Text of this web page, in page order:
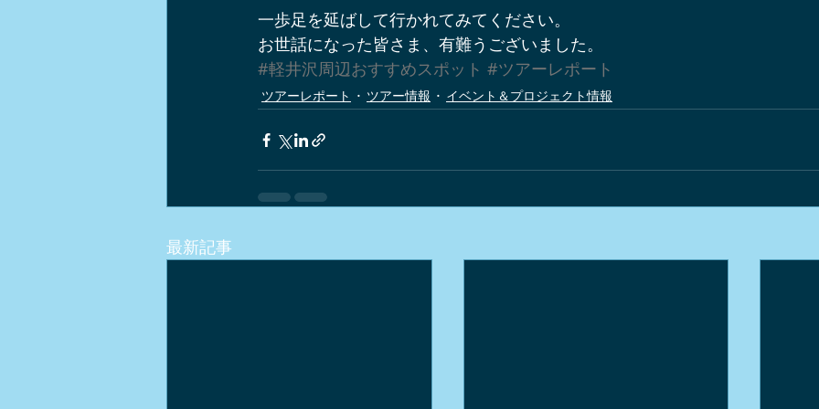
一歩足を延ばして行かれてみてください。
お世話になった皆さま、有難うございました。
#軽井沢周辺おすすめスポット #ツアーレポート
ツアーレポート ツアー情報 イベント＆プロジェクト情報
最新記事